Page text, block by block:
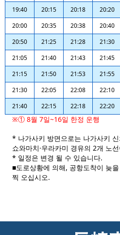
19:40
20:15 20:18 20:20
20:00
20:35 20:38 20:40
20:50
21:25 21:28 21:30
21:05
21:40 21:43 21:45
21:15
21:50 21:53 21:55
21:30
22:05 22:08 22:10
21:40
22:15 22:18 22:20
※① 8월 7일~16일 한정 운행
* 나가사키 방면으로는 나가사키
쇼와마치·우라카미 경유의 2개 노
* 일정은 변경 될 수 있습니다.
■도로상황에 의해, 공항도착이 늦
찍 오십시오.